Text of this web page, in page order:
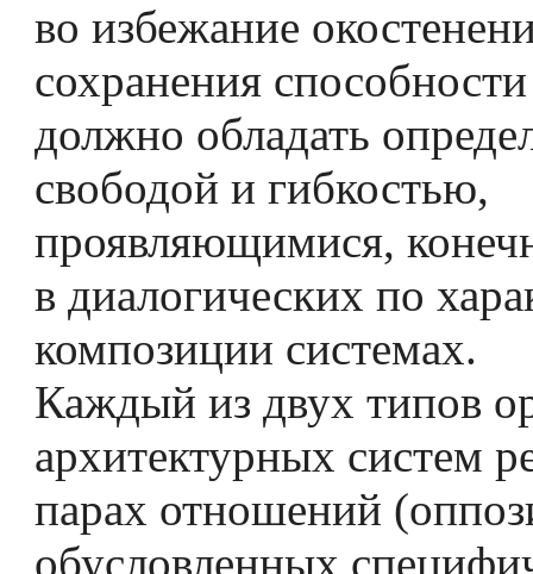
во избежание
сохранения
должно обладать
свободой и гибкостью,
проявляющимися,
в диалогических по
композиции системах.
Каждый из двух типов
архитектурных систем
парах отношений
обусловленных